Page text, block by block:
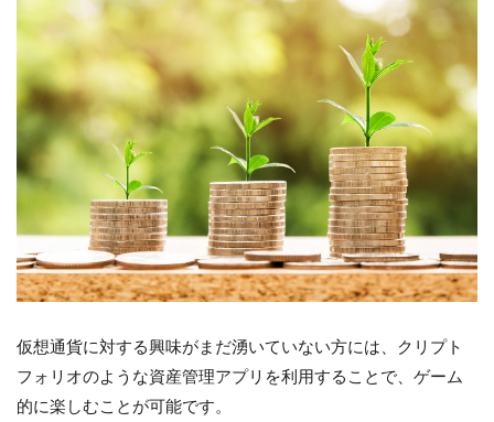
仮想通貨に対する興味がまだ湧いていない方には、クリプト
フォリオのような資産管理アプリを利用することで、ゲーム
的に楽しむことが可能です。